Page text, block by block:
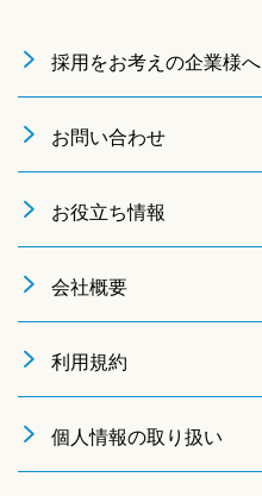
採用をお考えの企業様へ
お問い合わせ
お役立ち情報
会社概要
利用規約
個人情報の取り扱い